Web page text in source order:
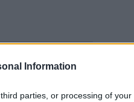
Information
parties, or processing of